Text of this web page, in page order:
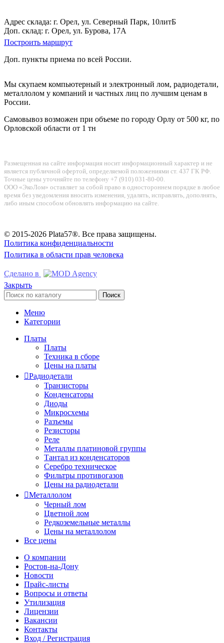
Адрес склада: г. Орел, ул. Северный Парк, 10литБ
Доп. склад: г. Орел, ул. Бурова, 17А
Построить маршрут
Доп. пункты приема по всей России.
Мы скупаем компьютерный и электронный лом, радиодетали,
металлолом у компаний и частных лиц по лучшим ценам в
России.
Самовывоз возможен при объеме по городу Орлу от 500 кг, по
Орловской области от 1 тн
Размещенная на сайте информация носит информационный характер и не
является публичной офертой, определяемой положениями ст. 437 ГК РФ.
Точные цены уточняйте по телефону +7 (910) 031-80-00.
ООО «ЭкоЛом» оставляет за собой право в одностороннем порядке в любое
время без уведомления вносить изменения, удалять, исправлять, дополнять,
либо иным способом обновлять информацию на сайте.
© 2015-2026 Plata57®. Все права защищены.
Политика конфиденциальности
Политика в области прав человека
Сделано в
Закрыть
Поиск
Меню
Категории
Платы
Платы
Техника в сборе
Цены на платы
Радиодетали
Транзисторы
Конденсаторы
Диоды
Микросхемы
Разъемы
Резисторы
Реле
Металлы платиновой группы
Тантал из конденсаторов
Серебро техническое
Фильтры противогазов
Цены на радиодетали
Металлолом
Черный лом
Цветной лом
Редкоземельные металлы
Цены на металлолом
Все цены
О компании
Ростов-на-Дону
Новости
Прайс-листы
Вопросы и ответы
Утилизация
Лицензии
Вакансии
Контакты
Вход / Регистрация